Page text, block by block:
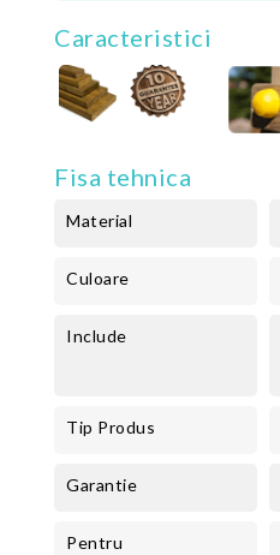
Caracteristici
Fisa tehnica
Material
Culoare
Include
Tip Produs
Garantie
Pentru